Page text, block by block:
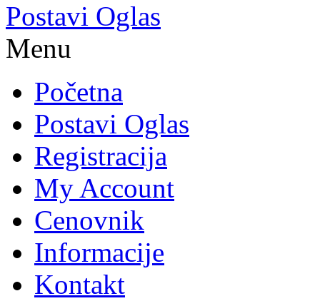
Postavi Oglas
Menu
Početna
Postavi Oglas
Registracija
My Account
Cenovnik
Informacije
Kontakt